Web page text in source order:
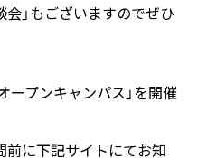
」もございますのでぜひ
ープンキャンパス」を開催
に下記サイトにてお知